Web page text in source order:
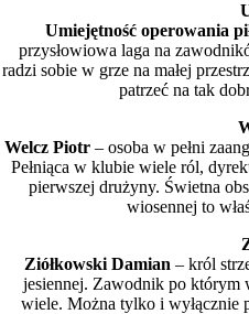
Umiejętność operowania
przysłowiowa laga na
radzi sobie w grze na małej
patrzeć na tak
Welcz Piotr – osoba w pełni
Pełniąca w klubie wiele ról,
pierwszej drużyny. Świetna
wiosennej to
Ziółkowski Damian – król
jesiennej. Zawodnik po którym
wiele. Można tylko i wyłącznie